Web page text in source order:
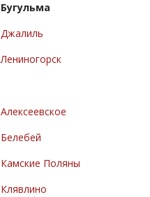
Бугульма
Джалиль
Лениногорск
Алексеевское
Белебей
Камские Поляны
Клявлино